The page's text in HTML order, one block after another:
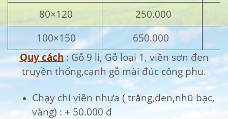
80×120
250.000
100×150
650.000
Quy cách: Gỗ 9 li, Gỗ loại 1, viền sơn đen
truyền thống,cạnh gỗ mài đúc công phu.
Chạy chỉ viền nhựa ( trắng,đen,nhũ bạc,
vàng) : + 50.000 đ